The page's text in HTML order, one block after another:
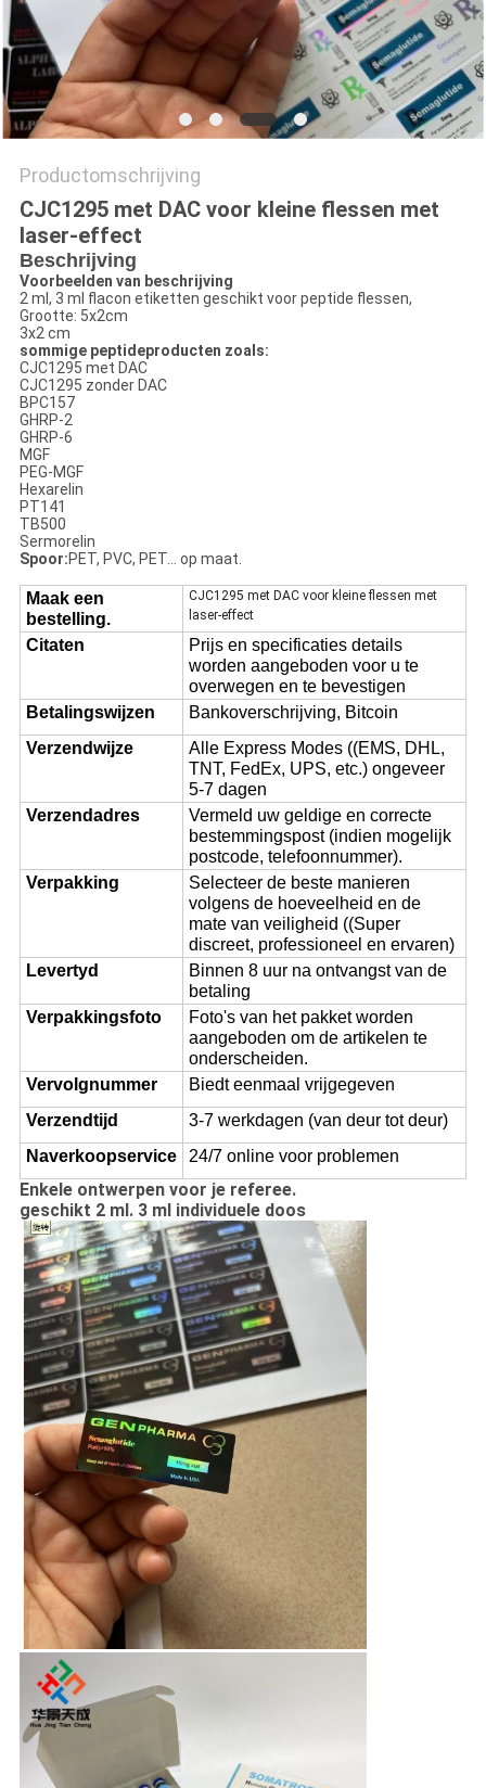
Productomschrijving
CJC1295 met DAC voor kleine flessen met
laser-effect
Beschrijving
Voorbeelden van beschrijving
2 ml, 3 ml flacon etiketten geschikt voor peptide flessen,
Grootte: 5x2cm
3x2 cm
sommige peptideproducten zoals:
CJC1295 met DAC
CJC1295 zonder DAC
BPC157
GHRP-2
GHRP-6
MGF
PEG-MGF
Hexarelin
PT141
TB500
Sermorelin
Spoor:PET, PVC, PET... op maat.
Maak een
bestelling.
CJC1295 met DAC voor kleine flessen met
laser-effect
Citaten
Prijs en specificaties details
worden aangeboden voor u te
overwegen en te bevestigen
Betalingswijzen
Bankoverschrijving, Bitcoin
Verzendwijze
Alle Express Modes ((EMS, DHL,
TNT, FedEx, UPS, etc.) ongeveer
5-7 dagen
Verzendadres
Vermeld uw geldige en correcte
bestemmingspost (indien mogelijk
postcode, telefoonnummer).
Verpakking
Selecteer de beste manieren
volgens de hoeveelheid en de
mate van veiligheid ((Super
discreet, professioneel en ervaren)
Levertyd
Binnen 8 uur na ontvangst van de
betaling
Verpakkingsfoto
Foto's van het pakket worden
aangeboden om de artikelen te
onderscheiden.
Vervolgnummer
Biedt eenmaal vrijgegeven
Verzendtijd
3-7 werkdagen (van deur tot deur)
Naverkoopservice
24/7 online voor problemen
Enkele ontwerpen voor je referee.
geschikt 2 ml. 3 ml individuele doos